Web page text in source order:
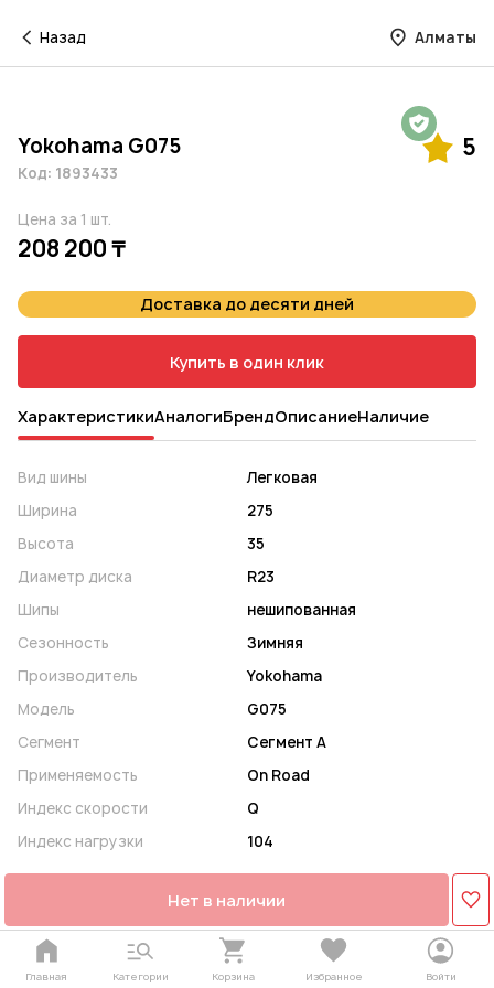
Назад Алматы
Yokohama G075 5
Код: 1893433
Цена за 1 шт.
208 200 ₸
Доставка до десяти дней
Купить в один клик
ХарактеристикиАналогиБрендОписаниеНаличие
Вид шины
Легковая
Ширина
275
Высота
35
Диаметр диска
R23
Шипы
нешипованная
Сезонность
Зимняя
Производитель
Yokohama
Модель
G075
Сегмент
Сегмент A
Применяемость
On Road
Индекс скорости
Q
Индекс нагрузки
104
Нет в наличии
Главная Категории Корзина Избранное Войти